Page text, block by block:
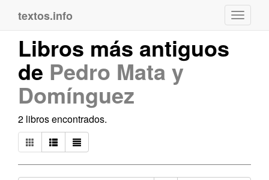
textos.info
Libros más antiguos
de Pedro Mata y
Domínguez
2 libros encontrados.